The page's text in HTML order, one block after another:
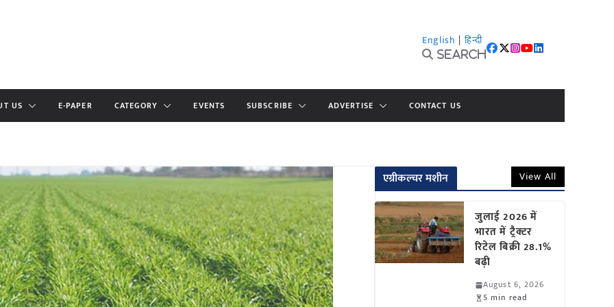
English | हिन्दी
Search
US E-PAPER CATEGORY EVENTS SUBSCRIBE ADVERTISE CONTACT US
एग्रीकल्चर मशीन View All
जुलाई 2026 में
भारत में ट्रैक्टर
रिटेल बिक्री 28.1%
बढ़ी
August 6, 2026
5 min read